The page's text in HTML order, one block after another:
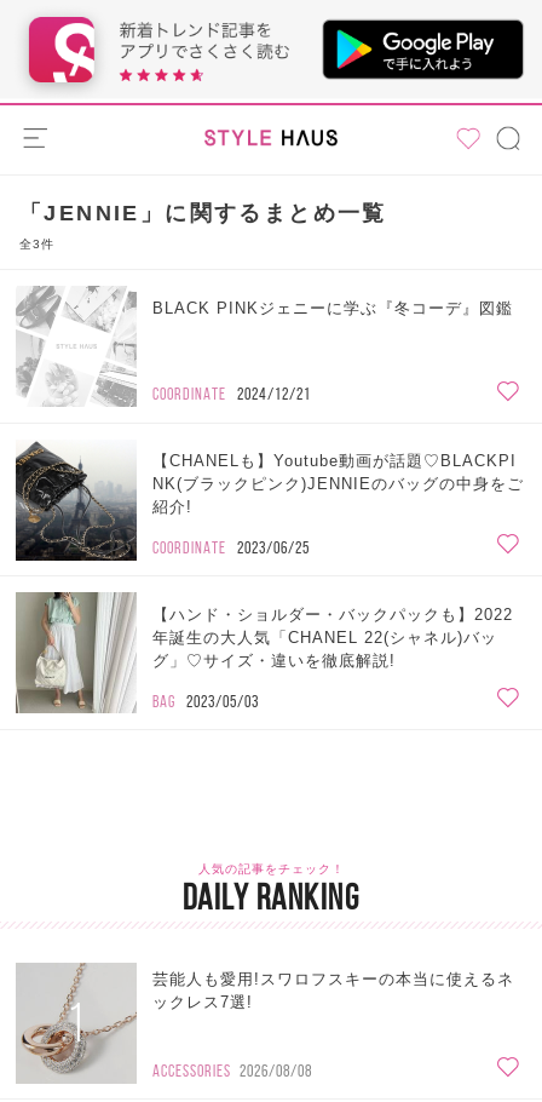
「JENNIE」に関するまとめ一覧
全3件
BLACK PINKジェニーに学ぶ『冬コーデ』図鑑
COORDINATE 2024/12/21
【CHANELも】Youtube動画が話題♡BLACKPI
NK(ブラックピンク)JENNIEのバッグの中身をご
紹介!
COORDINATE 2023/06/25
【ハンド・ショルダー・バックパックも】2022
年誕生の大人気「CHANEL 22(シャネル)バッ
グ」♡サイズ・違いを徹底解説!
BAG 2023/05/03
人気の記事をチェック！
DAILY RANKING
1
芸能人も愛用!スワロフスキーの本当に使えるネ
ックレス7選!
ACCESSORIES 2026/08/08